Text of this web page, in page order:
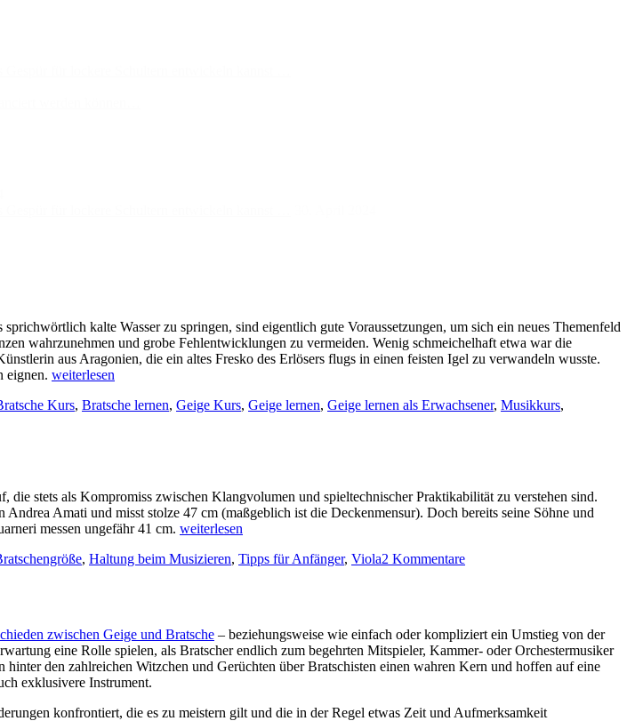
kalte Wasser zu springen, sind eigentlich gute Voraussetzungen, um sich ein neues Themenfeld
wahrzunehmen und grobe Fehlentwicklungen zu vermeiden. Wenig schmeichelhaft etwa war die
aus Aragonien, die ein altes Fresko des Erlösers flugs in einen feisten Igel zu verwandeln wusste.
eignen. Autodidaktisch
lernen?
weiterlesen
Kurs, Bratsche lernen, Geige Kurs, Geige lernen, Geige lernen als Erwachsener, Musikkurs,
die stets als Kompromiss zwischen Klangvolumen und spieltechnischer Praktikabilität zu verstehen sind.
Amati und misst stolze 47 cm (maßgeblich ist die Deckenmensur). Doch bereits seine Söhne und
messen ungefähr 41 cm. Wie
ich
weiterlesen
, Haltung beim Musizieren, Tipps für Anfänger, Viola2 Kommentarezu
passende
Bratschen-
Größe?
zwischen Geige und Bratsche – beziehungsweise wie einfach oder kompliziert ein Umstieg von der
eine Rolle spielen, als Bratscher endlich zum begehrten Mitspieler, Kammer- oder Orchestermusiker
den zahlreichen Witzchen und Gerüchten über Bratschisten einen wahren Kern und hoffen auf eine
exklusivere Instrument.
konfrontiert, die es zu meistern gilt und die in der Regel etwas Zeit und Aufmerksamkeit